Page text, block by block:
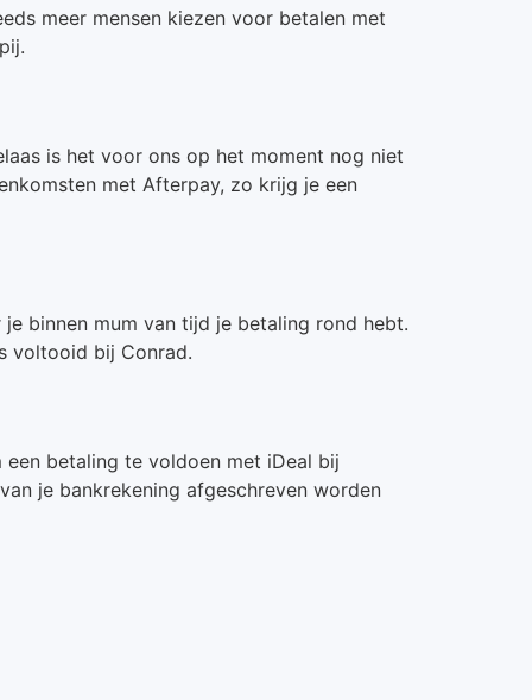
meer mensen kiezen voor betalen met
is het voor ons op het moment nog niet
met Afterpay, zo krijg je een
binnen mum van tijd je betaling rond hebt.
voltooid bij Conrad.
betaling te voldoen met iDeal bij
je bankrekening afgeschreven worden